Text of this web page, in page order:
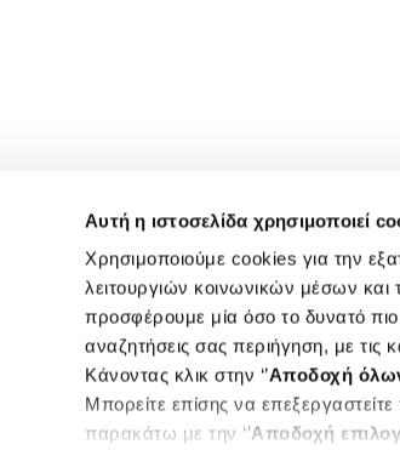
Αυτή η ιστοσελίδα χρησιμοποιεί
Χρησιμοποιούμε cookies για την
λειτουργιών κοινωνικών μέσων και
προσφέρουμε μία όσο το δυνατό πιο
αναζητήσεις σας περιήγηση, με τις
Κάνοντας κλικ στην ‘’Αποδοχή
Μπορείτε επίσης να
παρακάτω με την ‘’Αποδοχή